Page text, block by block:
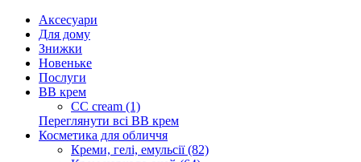
Аксесуари
Для дому
Знижки
Новеньке
Послуги
BB крем
CC cream (1)
Переглянути всі BB крем
Косметика для обличчя
Креми, гелі, емульсії (82)